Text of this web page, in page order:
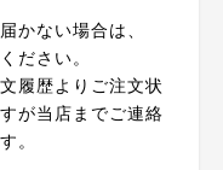
かない場合は、
ださい。
履歴よりご注文状
が当店までご連絡
。